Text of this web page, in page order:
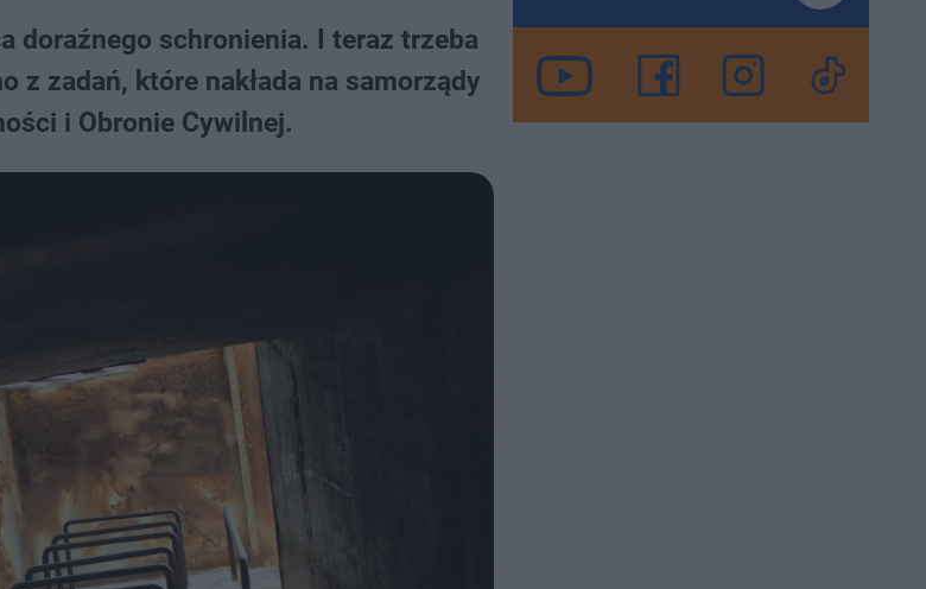
doraźnego schronienia. I teraz trzeba
z zadań, które nakłada na samorządy
i Obronie Cywilnej.